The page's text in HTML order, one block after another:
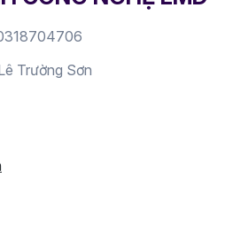
Trường Sơn